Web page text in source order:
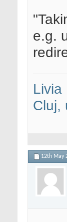
e.g.
Livia
Cluj,
12th May